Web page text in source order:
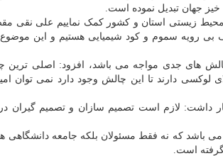
جهان تبدیل نموده است.
محیط زیستی استان و کشور کمک نماییم علی نقی
رویه سموم و کود شیمیایی هستیم و این
چالش های جدی مواجه می باشد، افزود: اصلی
دارند تا این چالش وجود دارد نمی توان
داشت: لازم است تصمیم سازان و تصمیم گیران
باشد که نه فقط مسئولان بلکه جامعه دانشگاهی
است.